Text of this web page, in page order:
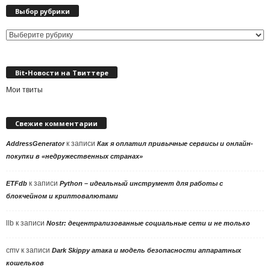
Выбор рубрики
Выбор
Bit•Новости на Твиттере
Мои твиты
Свежие комментарии
AddressGeneratorк записи Как я оплатил привычные сервисы и онлайн-
покупки в «недружественных странах»
ETFdb к записи Python – идеальный инструмент для работы с
блокчейном и криптовалютами
llb к записи Nostr: децентрализованные социальные сети и не только
cmv к записи Dark Skippy атака и модель безопасности аппаратных
кошельков